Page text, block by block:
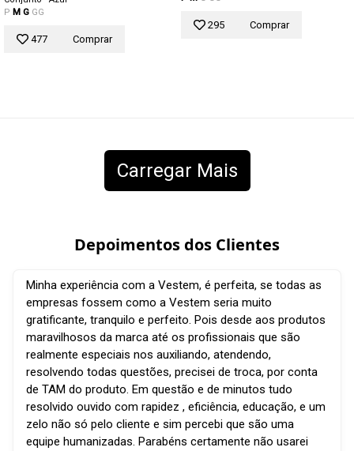
P M G GG
477 Comprar
295 Comprar
Carregar Mais
Depoimentos dos Clientes
Minha experiência com a Vestem, é perfeita, se todas as
empresas fossem como a Vestem seria muito
gratificante, tranquilo e perfeito. Pois desde aos produtos
maravilhosos da marca até os profissionais que são
realmente especiais nos auxiliando, atendendo,
resolvendo todas questões, precisei de troca, por conta
de TAM do produto. Em questão e de minutos tudo
resolvido ouvido com rapidez , eficiência, educação, e um
zelo não só pelo cliente e sim percebi que são uma
equipe humanizadas. Parabéns certamente não usarei